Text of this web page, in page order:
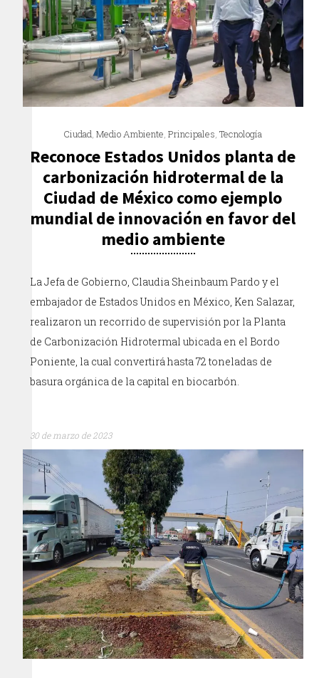
Ciudad,Medio Ambiente,Principales,Tecnología
Reconoce Estados Unidos planta de
carbonización hidrotermal de la
Ciudad de México como ejemplo
mundial de innovación en favor del
medio ambiente
La Jefa de Gobierno, Claudia Sheinbaum Pardo y el
embajador de Estados Unidos en México, Ken Salazar,
realizaron un recorrido de supervisión por la Planta
de Carbonización Hidrotermal ubicada en el Bordo
Poniente, la cual convertirá hasta 72 toneladas de
basura orgánica de la capital en biocarbón.
30 de marzo de 2023